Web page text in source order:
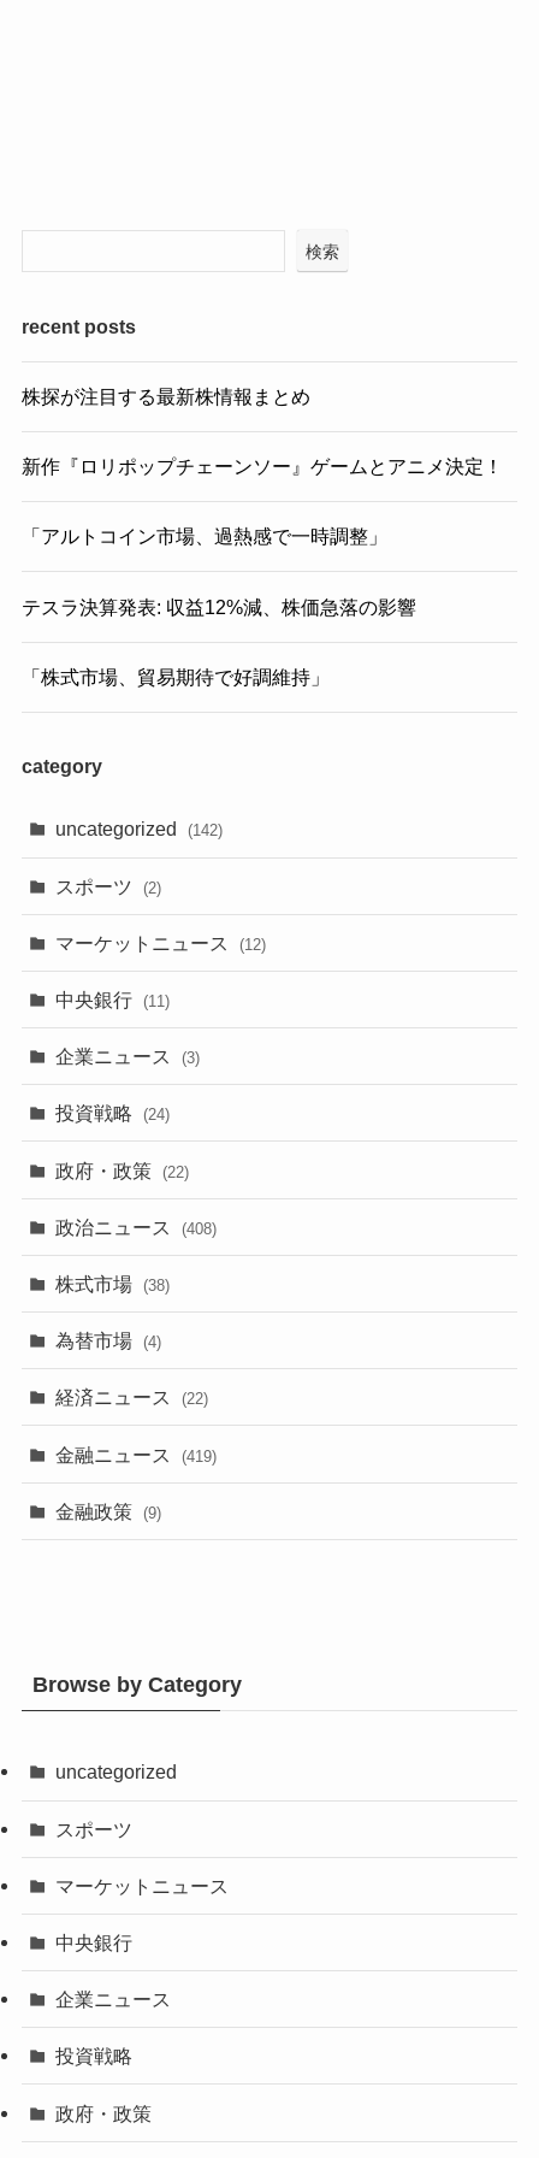
検索
recent posts
株探が注目する最新株情報まとめ
新作『ロリポップチェーンソー』ゲームとアニメ決定！
「アルトコイン市場、過熱感で一時調整」
テスラ決算発表: 収益12%減、株価急落の影響
「株式市場、貿易期待で好調維持」
category
uncategorized (142)
スポーツ (2)
マーケットニュース (12)
中央銀行 (11)
企業ニュース (3)
投資戦略 (24)
政府・政策 (22)
政治ニュース (408)
株式市場 (38)
為替市場 (4)
経済ニュース (22)
金融ニュース (419)
金融政策 (9)
Browse by Category
uncategorized
スポーツ
マーケットニュース
中央銀行
企業ニュース
投資戦略
政府・政策